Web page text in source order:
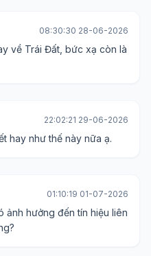
08:30:30 28-06-2026
về Trái Đất, bức xạ còn là
22:02:21 29-06-2026
hay như thế này nữa ạ.
01:10:19 01-07-2026
ảnh hưởng đến tín hiệu liên